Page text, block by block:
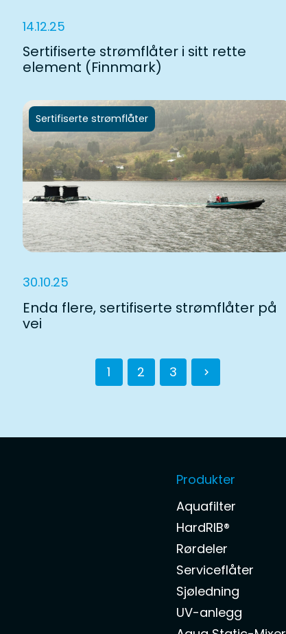
14.12.25
Sertifiserte strømflåter i sitt rette
element (Finnmark)
Sertifiserte strømflåter
30.10.25
Enda flere, sertifiserte strømflåter på
vei
1 2 3
Produkter
Aquafilter
HardRIB®
Rørdeler
Serviceflåter
Sjøledning
UV-anlegg